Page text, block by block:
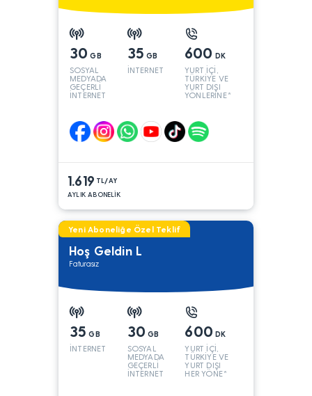
30 GB
SOSYAL
MEDYADA
GEÇERLİ
İNTERNET
35 GB
İNTERNET
600 DK
YURT İÇİ,
TÜRKİYE VE
YURT DIŞI
YÖNLERİNE*
1.619 TL/AY
AYLIK ABONELİK
Yeni Aboneliğe Özel Teklif
Hoş Geldin L
Faturasız
35 GB
İNTERNET
30 GB
SOSYAL
MEDYADA
GEÇERLİ
İNTERNET
600 DK
YURT İÇİ,
TÜRKİYE VE
YURT DIŞI
HER YÖNE*